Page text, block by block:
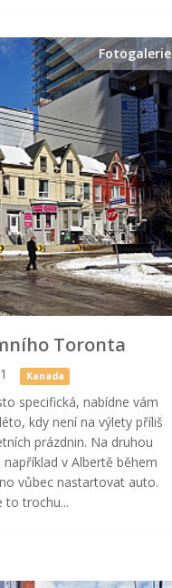
Fotogalerie
Toronta
Kanada
specifická, nabídne vám
kdy není na výlety příliš
prázdnin. Na druhou
v Albertě během
vůbec nastartovat auto.
to trochu...